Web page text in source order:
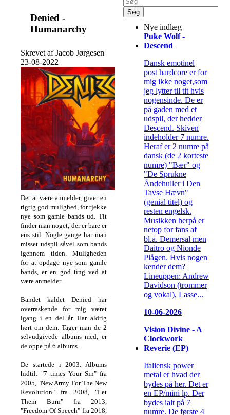
Denied -
Humanarchy
Skrevet af Jacob Jørgesen
23-08-2022
Det at være anmelder, giver en
rigtig god mulighed, for tjekke
nye som gamle bands ud. Tit
finder man noget, der er bare er
ens stil. Nogle gange har man
misset udspil såvel som bands
igennem tiden. Muligheden
for at opdage nye som gamle
bands, er en god ting ved at
være anmelder.
Bandet kaldet Denied har
overraskende for mig været
igang i en del år.Har aldrig
hørt om dem. Tager man de 2
selvudgivede albums med, er
de oppe på 6 albums.
De startede i 2003. Albums
hidtil: "7 times Your Sin" fra
2005, "New Army For The New
Revolution" fra 2008, "Let
Them Burn" fra 2013,
"Freedom Of Speech" fra 2018,
Nye indlæg
Puke Wolf -
Descend
Dansk emotinel
post hardcore er for
mig ikke noget,som
jeg lytter til tit hvis
nogensinde. De er
på gaden med et
udspil, der hedder
Descend. Skiven
indeholder 7 numre.
Heraf er 2 numre på
dansk (de 2 korteste
numre) "Bær" og
"De Sprukne
Åndehuller i Den
Tavse Hævn"
(genial titel) og
resten engelsk.
Musikken herpå er
netop for fans af
bl.a. Demersal men
Daitro og Nionde
Plågen. Hvis nogen
kender dem?
Lineuppen: Andrew
Davidson (trommer
og vokal), Lasse...
10-06-2026
Vision Divine - A
Clockwork
Reverie (EP)
Italiensk power
metal er hvad der
bydes på her. Det er
en EP/mini lp. Der
bydes ialt på 7
numre. De første 4